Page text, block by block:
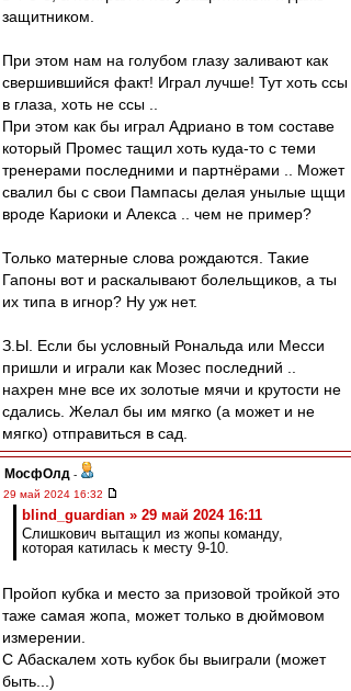
защитником.
При этом нам на голубом глазу заливают как
свершившийся факт! Играл лучше! Тут хоть ссы
в глаза, хоть не ссы ..
При этом как бы играл Адриано в том составе
который Промес тащил хоть куда-то с теми
тренерами последними и партнёрами .. Может
свалил бы с свои Пампасы делая унылые щщи
вроде Кариоки и Алекса .. чем не пример?
Только матерные слова рождаются. Такие
Гапоны вот и раскалывают болельщиков, а ты
их типа в игнор? Ну уж нет.
З.Ы. Если бы условный Рональда или Месси
пришли и играли как Мозес последний ..
нахрен мне все их золотые мячи и крутости не
сдались. Желал бы им мягко (а может и не
мягко) отправиться в сад.
МосфОлд -
29 май 2024 16:32
blind_guardian » 29 май 2024 16:11
Слишкович вытащил из жопы команду,
которая катилась к месту 9-10.
Пройоп кубка и место за призовой тройкой это
таже самая жопа, может только в дюймовом
измерении.
С Абаскалем хоть кубок бы выиграли (может
быть...)